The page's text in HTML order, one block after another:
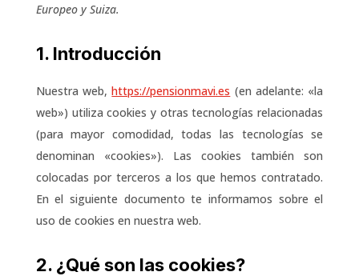
Europeo y Suiza.
1. Introducción
Nuestra web,https://pensionmavi.es (en adelante: «la
web») utiliza cookies y otras tecnologías relacionadas
(para mayor comodidad, todas las tecnologías se
denominan «cookies»). Las cookies también son
colocadas por terceros a los que hemos contratado.
En el siguiente documento te informamos sobre el
uso de cookies en nuestra web.
2. ¿Qué son las cookies?